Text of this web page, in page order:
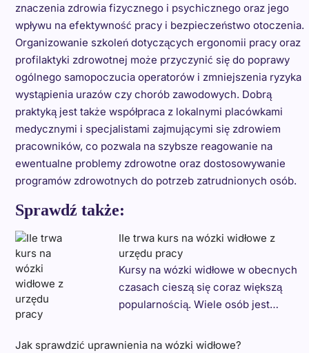
znaczenia zdrowia fizycznego i psychicznego oraz jego
wpływu na efektywność pracy i bezpieczeństwo otoczenia.
Organizowanie szkoleń dotyczących ergonomii pracy oraz
profilaktyki zdrowotnej może przyczynić się do poprawy
ogólnego samopoczucia operatorów i zmniejszenia ryzyka
wystąpienia urazów czy chorób zawodowych. Dobrą
praktyką jest także współpraca z lokalnymi placówkami
medycznymi i specjalistami zajmującymi się zdrowiem
pracowników, co pozwala na szybsze reagowanie na
ewentualne problemy zdrowotne oraz dostosowywanie
programów zdrowotnych do potrzeb zatrudnionych osób.
Sprawdź także:
IIe trwa kurs na wózki widłowe z
urzędu pracy
Kursy na wózki widłowe w obecnych
czasach cieszą się coraz większą
popularnością. Wiele osób jest…
Jak sprawdzić uprawnienia na wózki widłowe?